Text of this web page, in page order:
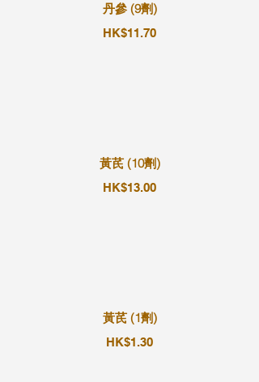
丹參 (9劑)
HK$11.70
黃芪 (10劑)
HK$13.00
黃芪 (1劑)
HK$1.30